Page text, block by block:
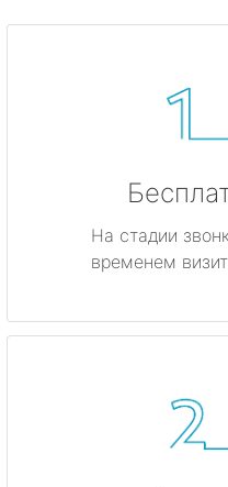
На стадии
временем